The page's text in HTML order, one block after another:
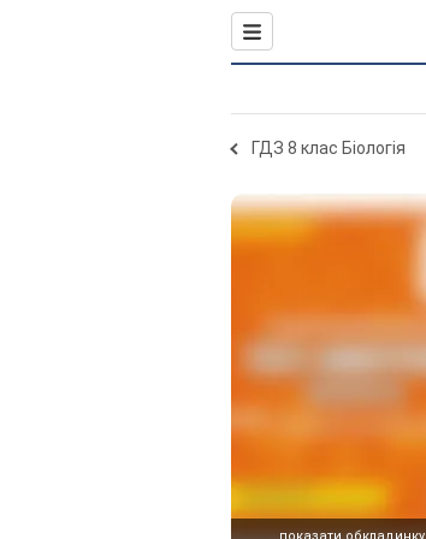
ГДЗ 8 клас Біологія